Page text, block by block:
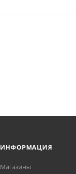
ИНФОРМАЦИЯ
Магазины